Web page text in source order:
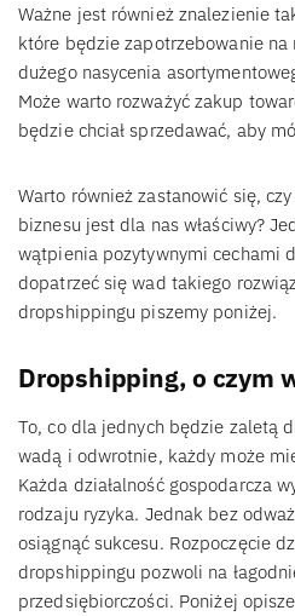
Ważne jest również znalezienie
które będzie zapotrzebowanie
dużego nasycenia
Może warto rozważyć zakup
będzie chciał sprzedawać, aby
Warto również zastanowić się,
biznesu jest dla nas właściwy?
wątpienia pozytywnymi cechami
dopatrzeć się wad takiego
dropshippingu piszemy poniżej.
Dropshipping, o czym
To, co dla jednych będzie zaletą
wadą i odwrotnie, każdy może
Każda działalność gospodarcza
rodzaju ryzyka. Jednak bez
osiągnąć sukcesu. Rozpoczęcie
dropshippingu pozwoli na
przedsiębiorczości. Poniżej